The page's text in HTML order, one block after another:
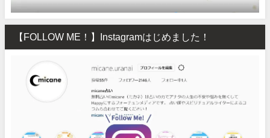
【FOLLOW ME！】Instagramはじめました！